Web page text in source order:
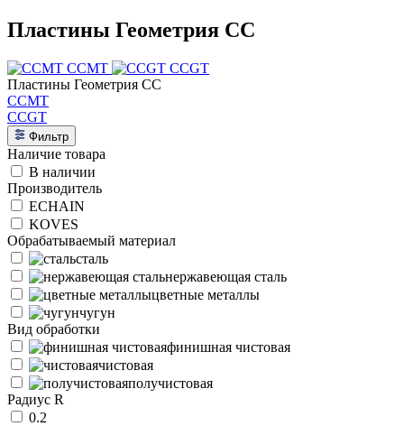
Пластины Геометрия CC
CCMT
CCGT
Пластины Геометрия CC
CCMT
CCGT
Фильтр
Наличие товара
В наличии
Производитель
ECHAIN
KOVES
Обрабатываемый материал
сталь
нержавеющая сталь
цветные металлы
чугун
Вид обработки
финишная чистовая
чистовая
получистовая
Радиус R
0.2